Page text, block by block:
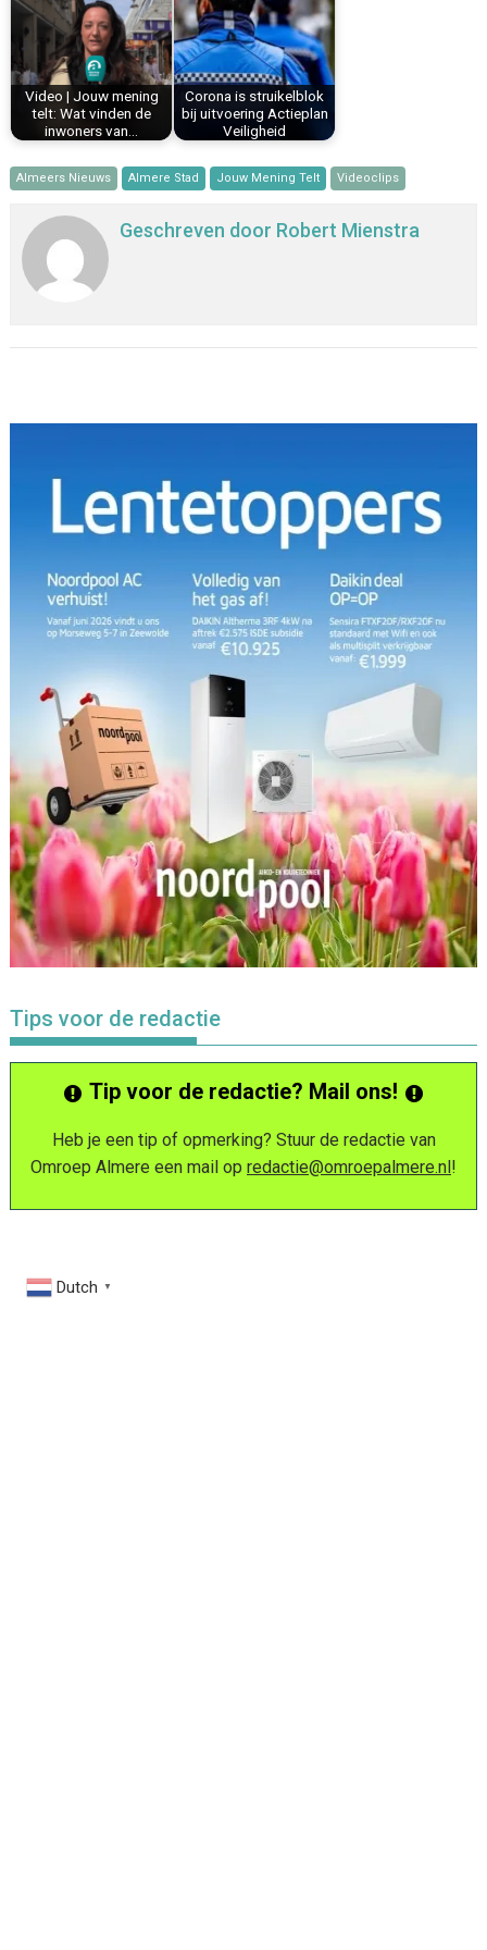
Video | Jouw mening
telt: Wat vinden de
inwoners van…
Corona is struikelblok
bij uitvoering Actieplan
Veiligheid
Almeers Nieuws Almere Stad Jouw Mening Telt Videoclips
Geschreven door Robert Mienstra
Tips voor de redactie
Tip voor de redactie? Mail ons!
Heb je een tip of opmerking? Stuur de redactie van
Omroep Almere een mail op redactie@omroepalmere.nl!
Dutch ▼